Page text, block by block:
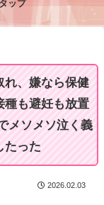
ップ
れ、嫌なら保健
種も避妊も放置
メソメソ泣く義
たった
2026.02.03